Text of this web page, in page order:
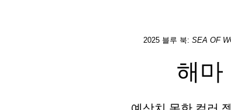
2025 블루 북: SEA OF
해마